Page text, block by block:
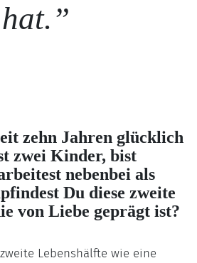
zehn Jahren glücklich
zwei Kinder, bist
nebenbei als
Du diese zweite
von Liebe geprägt ist?
Lebenshälfte wie eine